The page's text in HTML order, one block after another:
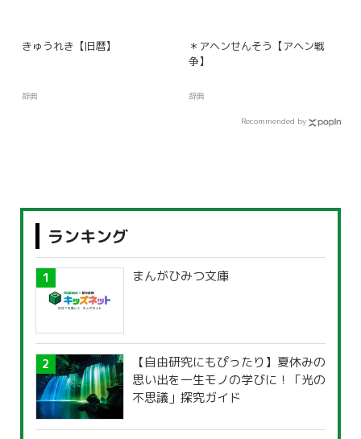
きゅうれき【旧暦】
辞典
＊アヘンせんそう【アヘン戦
争】
辞典
Recommended by
ランキング
まんがひみつ文庫
【自由研究にもぴったり】夏休みの
思い出を一生モノの学びに！「光の
不思議」探究ガイド